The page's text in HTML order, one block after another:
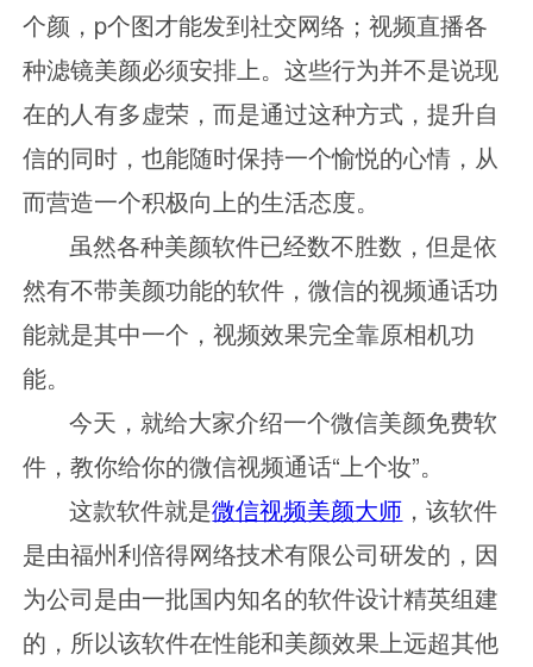
个颜， p个图才能发到社交网络；视频直播各
种滤镜美颜必须安排上。这些行为并不是说现
在的人有多虚荣，而是通过这种方式，提升自
信的同时，也能随时保持一个愉悦的心情，从
而营造一个积极向上的生活态度。
虽然各种美颜软件已经数不胜数，但是依
然有不带美颜功能的软件，微信的视频通话功
能就是其中一个，视频效果完全靠原相机功
能。
今天，就给大家介绍一个微信美颜免费软
件，教你给你的微信视频通话“上个妆”。
这款软件就是微信视频美颜大师 ，该软件
是由福州利倍得网络技术有限公司研发的，因
为公司是由一批国内知名的软件设计精英组建
的，所以该软件在性能和美颜效果上远超其他